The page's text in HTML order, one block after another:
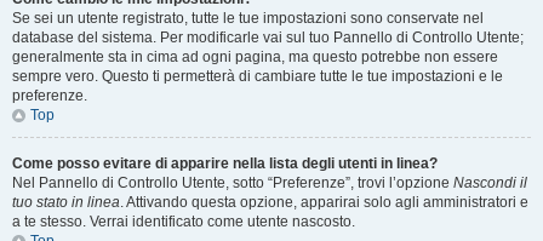
Se sei un utente registrato, tutte le tue impostazioni sono conservate nel
database del sistema. Per modificarle vai sul tuo Pannello di Controllo Utente;
generalmente sta in cima ad ogni pagina, ma questo potrebbe non essere
sempre vero. Questo ti permetterà di cambiare tutte le tue impostazioni e le
preferenze.
Top
Come posso evitare di apparire nella lista degli utenti in linea?
Nel Pannello di Controllo Utente, sotto “Preferenze”, trovi l’opzione Nascondi il
tuo stato in linea. Attivando questa opzione, apparirai solo agli amministratori e
a te stesso. Verrai identificato come utente nascosto.